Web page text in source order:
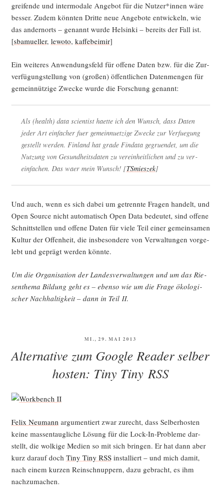
grei­fen­de und inter­mo­da­le Ange­bot für die Nutzer*innen wäre
bes­ser. Zudem könn­ten Drit­te neue Ange­bo­te ent­wi­ckeln, wie
das andern­orts – genannt wur­de Hel­sin­ki – bereits der Fall ist.
[sba­muel­ler, lewo­to, kaff­ebei­mir]
Ein wei­te­res Anwen­dungs­feld für offe­ne Daten bzw. für die Zur­
ver­fü­gung­stel­lung von (gro­ßen) öffent­li­chen Daten­men­gen für
gemein­nüt­zi­ge Zwe­cke wur­de die For­schung genannt:
Als (health) data sci­en­tist haet­te ich den Wunsch, dass Daten
jeder Art ein­fa­cher fuer gemein­nuet­zi­ge Zwe­cke zur Ver­fue­gung
gestellt wer­den. Fin­land hat gra­de Fin­da­ta gegruen­det, um die
Nut­zung von Gesund­heits­da­ten zu ver­ein­heit­li­chen und zu ver­
ein­fa­chen. Das waer mein Wunsch! [TSmies­zek]
Und auch, wenn es sich dabei um getrenn­te Fra­gen han­delt, und
Open Source nicht auto­ma­tisch Open Data bedeu­tet, sind offe­ne
Schnitt­stel­len und offe­ne Daten für vie­le Teil einer gemein­sa­men
Kul­tur der Offen­heit, die ins­be­son­de­re von Ver­wal­tun­gen vor­ge­
lebt und geprägt wer­den könnte.
Um die Orga­ni­sa­ti­on der Lan­des­ver­wal­tun­gen und um das Rie­
sen­the­ma Bil­dung geht es – eben­so wie um die Fra­ge öko­lo­gi­
scher Nach­hal­tig­keit – dann in Teil II.
VERÖFFENTLICHT
MI., 29. MAI 2013
Alternative zum Google Reader selber
hosten: Tiny Tiny RSS
Felix Neu­mann argu­men­tiert zwar zurecht, dass Sel­ber­hos­ten
kei­ne mas­sen­taug­li­che Lösung für die Lock-In-Pro­ble­me dar­
stellt, die wol­ki­ge Medi­en so mit sich brin­gen. Er hat dann aber
kurz dar­auf doch Tiny Tiny RSSinstal­liert – und mich damit,
nach einem kur­zen Rein­schnup­pern, dazu gebracht, es ihm
nachzumachen.